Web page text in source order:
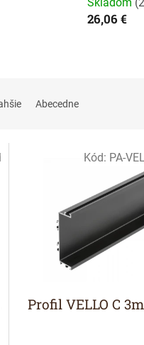
26,06 €
Abecedne
Profil VELLO C
Kód: PA-